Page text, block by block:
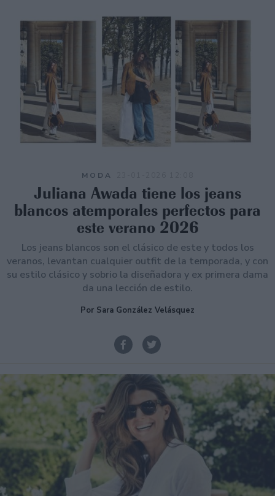
MODA
Juliana Awada tiene los jeans
blancos atemporales perfectos para
este verano 2026
Los jeans blancos son el clásico de este y todos los
veranos, levantan cualquier outfit de la temporada, y con
su estilo clásico y sobrio la diseñadora y ex primera dama
da una lección de estilo.
Por Sara González Velásquez